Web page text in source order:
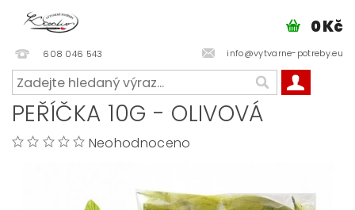
608 046 543 info@vytvarne-potreby.eu
0 Kč
PEŘÍČKA 10G - OLIVOVÁ
Neohodnoceno